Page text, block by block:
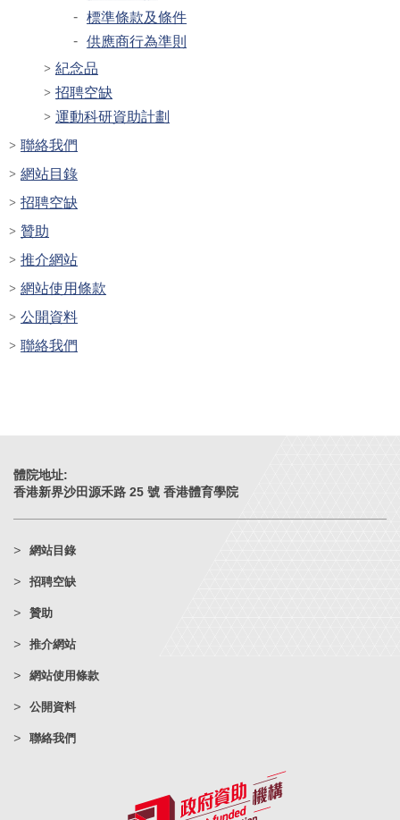
標準條款及條件
供應商行為準則
紀念品
招聘空缺
運動科研資助計劃
聯絡我們
網站目錄
招聘空缺
贊助
推介網站
網站使用條款
公開資料
聯絡我們
體院地址:
香港新界沙田源禾路 25 號 香港體育學院
網站目錄
招聘空缺
贊助
推介網站
網站使用條款
公開資料
聯絡我們